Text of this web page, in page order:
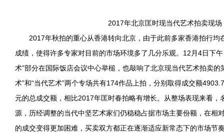
2017年北京匡时现当代艺术拍卖现场
2017年秋拍的重心从香港转向北京，由于此前多家香港拍行均
成绩，使得许多专家对目前的市场环境多了几分乐观。12月4日下
术”部分在国际饭店会议中心举槌，也敲响了北京现当代艺术拍卖的
术”和“当代艺术”两个专场共有174作品上拍，分别取得成交额
元的总成交额，相比2017年匡时春拍略有增长。从整场表现来看，
源，历经调整的当代中坚艺术家们仍稳稳占据市场主要份额，在相
的成交变得更加困难，买卖双方都正在逐渐适应新常态下的市场节